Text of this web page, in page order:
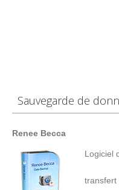
Sauvegarde de
Renee Becca
Logiciel
transfert